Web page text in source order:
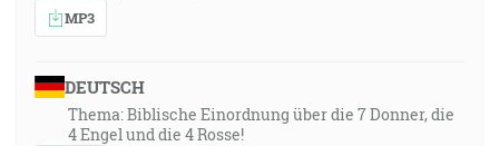
MP3
DEUTSCH
Thema: Biblische Einordnung über die 7 Donner, die
4 Engel und die 4 Rosse!